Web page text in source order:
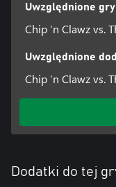
Uwzględnione gry
Chip ‘n Clawz vs.
Uwzględnione
Chip ‘n Clawz vs.
Dodatki do tej